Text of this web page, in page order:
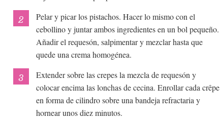
Pelar y picar los pistachos. Hacer lo mismo con el
cebollino y juntar ambos ingredientes en un bol pequeño.
Añadir el requesón, salpimentar y mezclar hasta que
quede una crema homogénea.
Extender sobre las crepes la mezcla de requesón y
colocar encima las lonchas de cecina. Enrollar cada crêpe
en forma de cilindro sobre una bandeja refractaria y
hornear unos diez minutos.